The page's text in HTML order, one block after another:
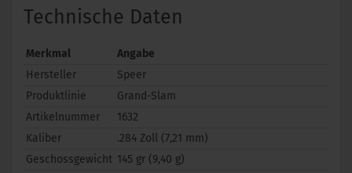
Technische Daten
Merkmal
Angabe
Hersteller
Speer
Produktlinie
Grand-Slam
Artikelnummer
1632
Kaliber
.284 Zoll (7,21 mm)
Geschossgewicht 145 gr (9,40 g)